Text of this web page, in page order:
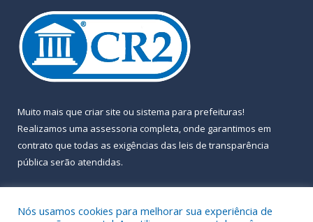
Muito mais que criar site ou sistema para prefeituras!
Realizamos uma assessoria completa, onde garantimos em
contrato que todas as exigências das leis de transparência
pública serão atendidas.
Nós usamos cookies para melhorar sua experiência de